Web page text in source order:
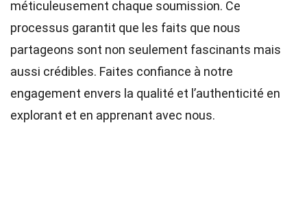
méticuleusement chaque soumission. Ce
processus garantit que les faits que nous
partageons sont non seulement fascinants mais
aussi crédibles. Faites confiance à notre
engagement envers la qualité et l’authenticité en
explorant et en apprenant avec nous.